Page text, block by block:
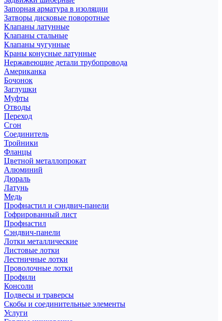
Запорная арматура в изоляции
Затворы дисковые поворотные
Клапаны латунные
Клапаны стальные
Клапаны чугунные
Краны конусные латунные
Нержавеющие детали трубопровода
Американка
Бочонок
Заглушки
Муфты
Отводы
Переход
Сгон
Соединитель
Тройники
Фланцы
Цветной металлопрокат
Алюминий
Дюраль
Латунь
Медь
Профнастил и сэндвич-панели
Гофрированный лист
Профнастил
Сэндвич-панели
Лотки металлические
Листовые лотки
Лестничные лотки
Проволочные лотки
Профили
Консоли
Подвесы и траверсы
Скобы и соединительные элементы
Услуги